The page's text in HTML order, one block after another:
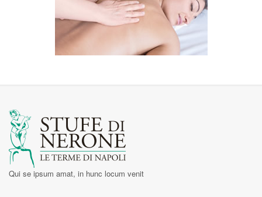
Qui se ipsum amat, in hunc locum venit